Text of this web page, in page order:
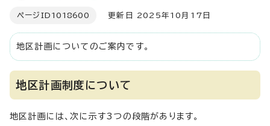
ページID 1018600 更新日 2025年10月17日
地区計画についてのご案内です。
地区計画制度について
地区計画には、次に示す3つの段階があります。